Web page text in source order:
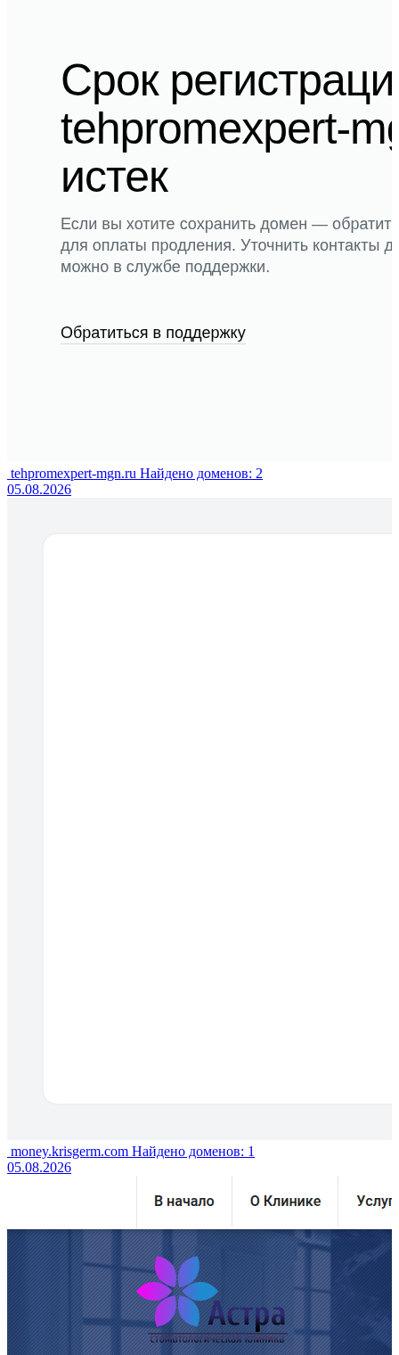
tehpromexpert-mgn.ru Найдено доменов: 2
05.08.2026
money.krisgerm.com Найдено доменов: 1
05.08.2026